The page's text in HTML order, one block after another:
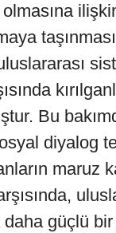
Bu
diyalog
maruz
güçlü bir